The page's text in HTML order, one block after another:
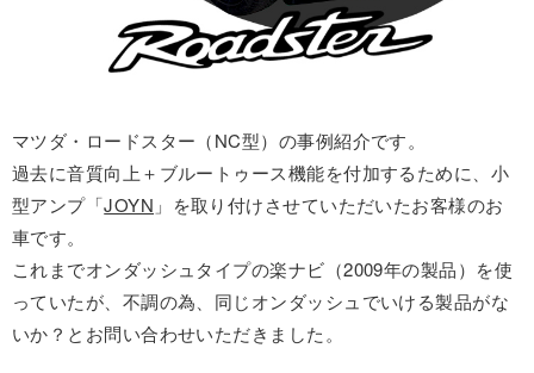
マツダ・ロードスター（NC型）の事例紹介です。
過去に音質向上＋ブルートゥース機能を付加するために、小
型アンプ「JOYN 」を取り付けさせていただいたお客様のお
車です。
これまでオンダッシュタイプの楽ナビ（2009年の製品）を使
っていたが、不調の為、同じオンダッシュでいける製品がな
いか？とお問い合わせいただきました。